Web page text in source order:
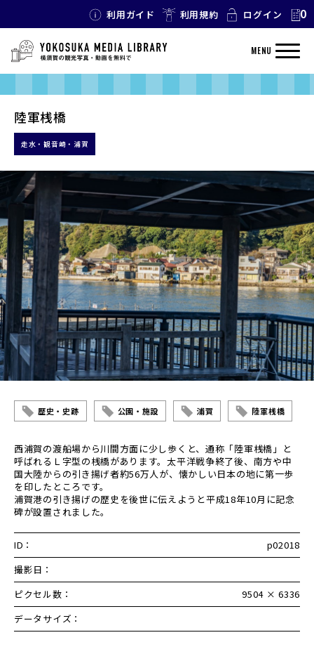
利用ガイド 利用規約 ログイン 0
MENU
陸軍桟橋
走水・観音崎・浦賀
歴史・史跡 公園・施設 浦賀 陸軍桟橋
西浦賀の渡船場から川間方面に少し歩くと、通称「陸軍桟橋」と
呼ばれるＬ字型の桟橋があります。太平洋戦争終了後、南方や中
国大陸からの引き揚げ者約56万人が、懐かしい日本の地に第一歩
を印したところです。
浦賀港の引き揚げの歴史を後世に伝えようと平成18年10月に記念
碑が設置されました。
ID：
p02018
撮影日：
ピクセル数：
9504 × 6336
データサイズ：